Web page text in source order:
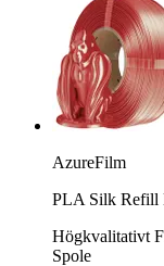
AzureFilm
PLA Silk Refill
Högkvalitativt
Spole